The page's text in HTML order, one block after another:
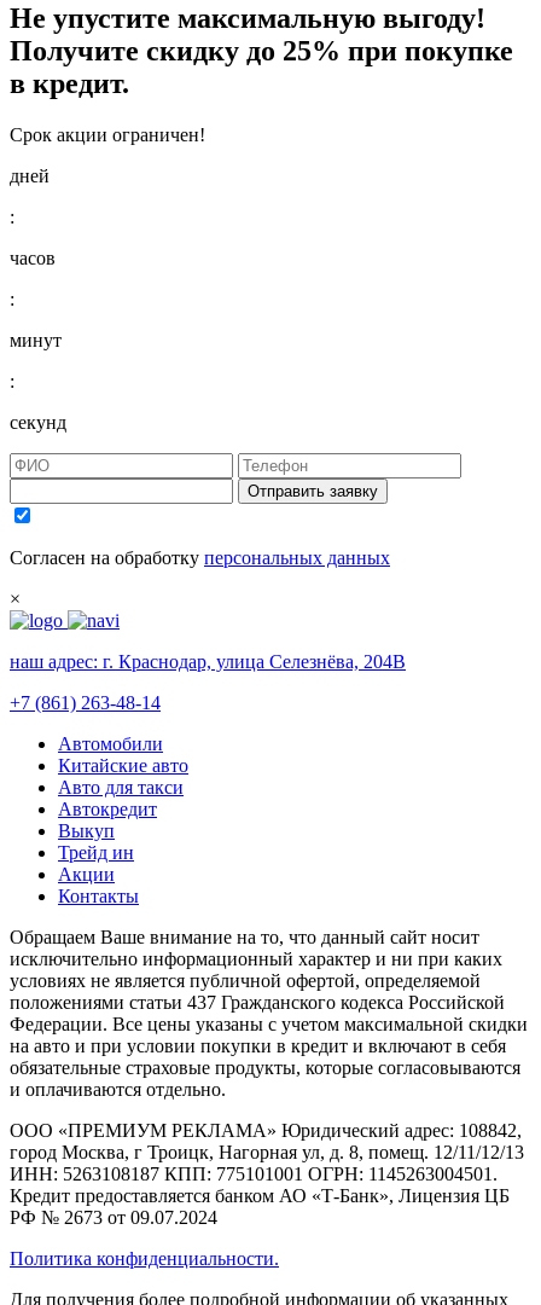
Не упустите максимальную выгоду!
Получите скидку до 25% при покупке
в кредит.
Срок акции ограничен!
дней
:
часов
:
минут
:
секунд
Отправить заявку
Согласен на обработку персональных данных
×
наш адрес: г. Краснодар, улица Селезнёва, 204В
+7 (861) 263-48-14
Автомобили
Китайские авто
Авто для такси
Автокредит
Выкуп
Трейд ин
Акции
Контакты
Обращаем Ваше внимание на то, что данный сайт носит
исключительно информационный характер и ни при каких
условиях не является публичной офертой, определяемой
положениями статьи 437 Гражданского кодекса Российской
Федерации. Все цены указаны с учетом максимальной скидки
на авто и при условии покупки в кредит и включают в себя
обязательные страховые продукты, которые согласовываются
и оплачиваются отдельно.
ООО «ПРЕМИУМ РЕКЛАМА» Юридический адрес: 108842,
город Москва, г Троицк, Нагорная ул, д. 8, помещ. 12/11/12/13
ИНН: 5263108187 КПП: 775101001 ОГРН: 1145263004501.
Кредит предоставляется банком АО «Т-Банк», Лицензия ЦБ
РФ № 2673 от 09.07.2024
Политика конфиденциальности.
Для получения более подробной информации об указанных